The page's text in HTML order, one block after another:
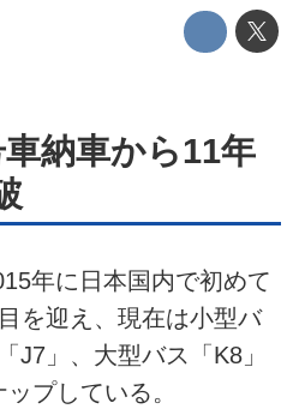
いて
納車から11年
年に日本国内で初めて
を迎え、現在は小型バ
J7」、大型バス「K8」
プしている。